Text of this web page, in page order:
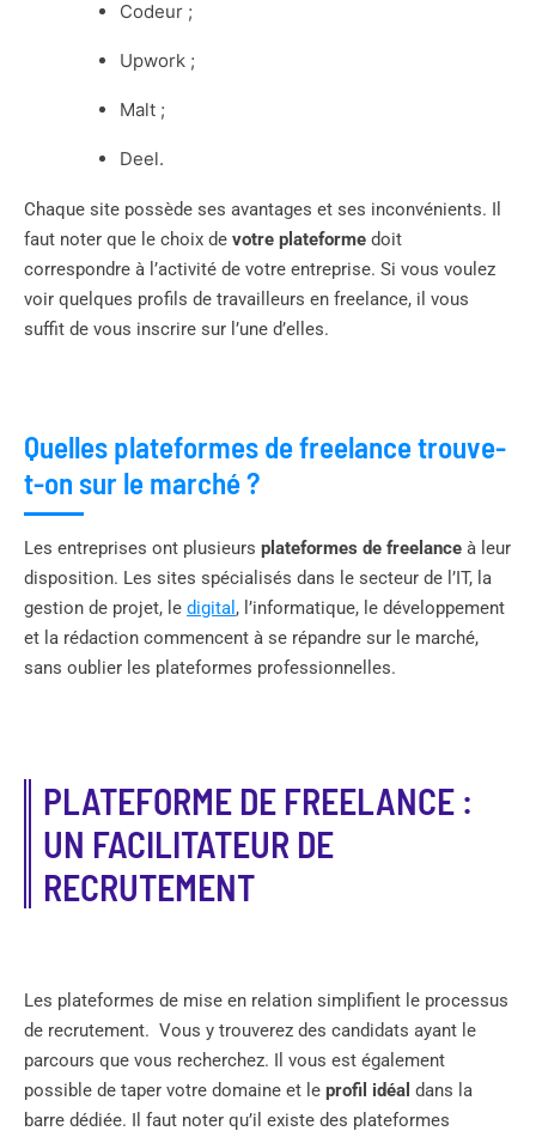
Codeur ;
Upwork ;
Malt ;
Deel.
Chaque site possède ses avantages et ses inconvénients. Il
faut noter que le choix de votre plateforme doit
correspondre à l’activité de votre entreprise. Si vous voulez
voir quelques profils de travailleurs en freelance, il vous
suffit de vous inscrire sur l’une d’elles.
Quelles plateformes de freelance trouve-
t-on sur le marché ?
Les entreprises ont plusieurs plateformes de freelance à leur
disposition. Les sites spécialisés dans le secteur de l’IT, la
gestion de projet, le digital , l’informatique, le développement
et la rédaction commencent à se répandre sur le marché,
sans oublier les plateformes professionnelles.
PLATEFORME DE FREELANCE :
UN FACILITATEUR DE
RECRUTEMENT
Les plateformes de mise en relation simplifient le processus
de recrutement. Vous y trouverez des candidats ayant le
parcours que vous recherchez. Il vous est également
possible de taper votre domaine et le profil idéal dans la
barre dédiée. Il faut noter qu’il existe des plateformes